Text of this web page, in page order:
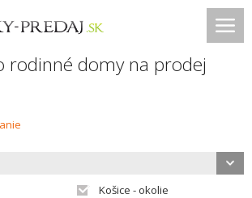
rodinné domy na prodej
Košice - okolie